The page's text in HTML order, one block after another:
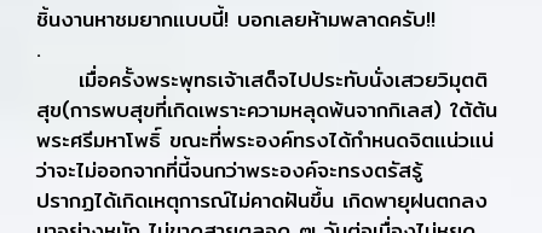
ชิ้นงานหาชมยากแบบนี้! บอกเลยห้ามพลาดครับ!!
.
เมื่อครั้งพระพุทธเจ้าเสด็จไปประทับนั่งเสวยวิมุตติ
สุข(การพบสุขที่เกิดเพราะความหลุดพ้นจากกิเลส) ใต้ต้น
พระศรีมหาโพธิ์ ขณะที่พระองค์ทรงได้กำหนดจิตแน่วแน่
ว่าจะไม่ออกจากที่นี้จนกว่าพระองค์จะทรงตรัสรู้
ปรากฏได้เกิดเหตุการณ์ไม่คาดฝันขึ้น เกิดพายุฝนตกลง